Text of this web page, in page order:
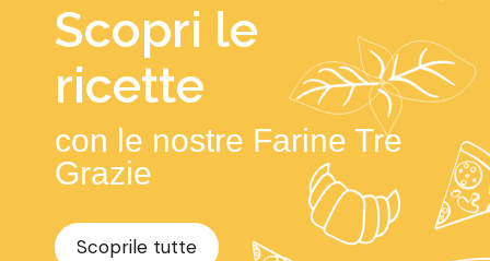
Scopri le
ricette
con le nostre Farine Tre
Grazie
Scoprile tutte